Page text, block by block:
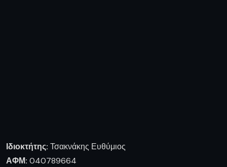
Ιδιοκτήτης: Τσακνάκης Ευθύμιος
ΑΦΜ: 040789664